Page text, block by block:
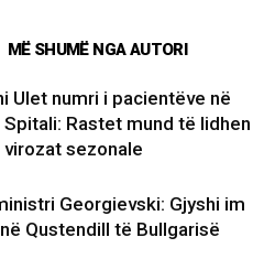
MË SHUMË NGA AUTORI
Ulet numri i pacientëve në
Spitali: Rastet mund të lidhen
sezonale
Georgievski: Gjyshi im
Qustendill të Bullgarisë